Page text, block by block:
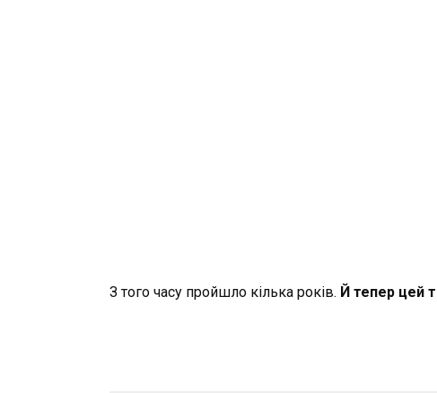
З того часу пройшло кілька років. Й тепер цей